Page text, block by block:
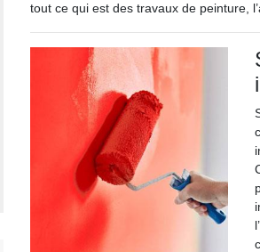
tout ce qui est des travaux de peinture,